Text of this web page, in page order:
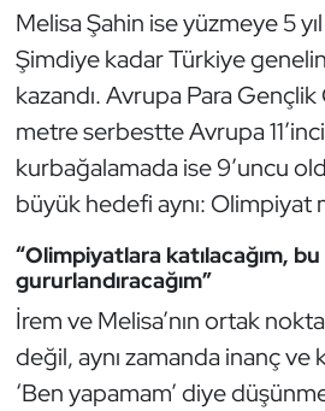
Melisa Şahin ise yüzmeye 5
Şimdiye kadar Türkiye
kazandı. Avrupa Para
metre serbestte Avrupa
kurbağalamada ise 9’uncu
büyük hedefi aynı: Olimpiyat
“Olimpiyatlara katılacağım,
gururlandıracağım”
İrem ve Melisa’nın ortak
değil, aynı zamanda inanç ve
‘Ben yapamam’ diye
Karate
Kayak
Kempo
Kick Boks
Kürek
Masa Tenisi
Modern Pentatlon